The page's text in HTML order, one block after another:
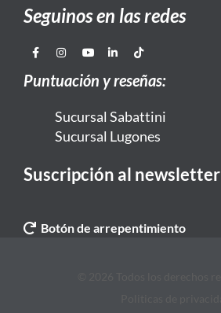
Seguinos en las redes
Puntuación y reseñas:
Sucursal Sabattini
Sucursal Lugones
Suscripción al newsletter
Botón de arrepentimiento